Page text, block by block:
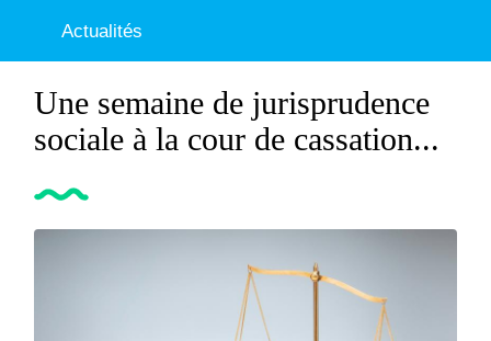
Actualités
Une semaine de jurisprudence
sociale à la cour de cassation...